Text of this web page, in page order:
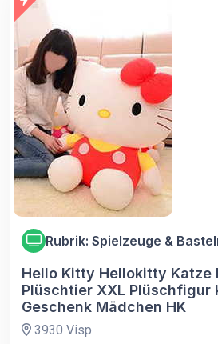
Rubrik: Spielzeuge &
Hello Kitty Hellokitty Katze
Plüschtier XXL Plüschfigur
Geschenk Mädchen HK
3930 Visp